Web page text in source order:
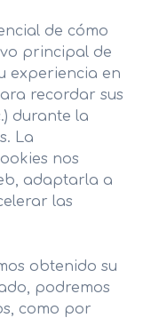
de cómo
principal de
experiencia en
recordar sus
durante la
La
nos
adaptarla a
las
obtenido su
podremos
como por